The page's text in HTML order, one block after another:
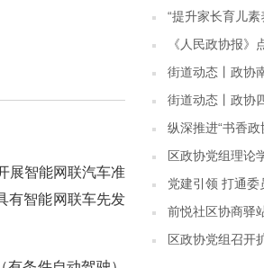
展智能网联汽车准
有智能网联车先发
“提升家长育儿素
《人民政协报》
街道动态丨政协
街道动态丨政协
纵深推进“书香
区政协党组理论
党建引领 打通委
前悦社区协商驿
区政协党组召开